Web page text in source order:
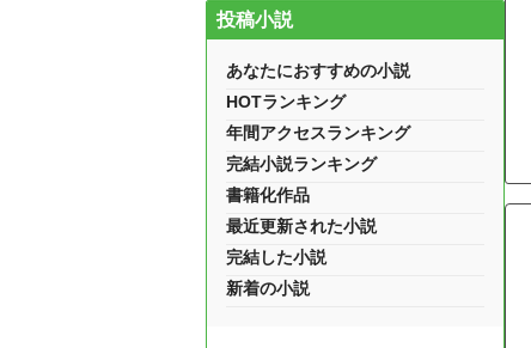
投稿小説
あなたにおすすめの小説
HOTランキング
年間アクセスランキング
完結小説ランキング
書籍化作品
最近更新された小説
完結した小説
新着の小説